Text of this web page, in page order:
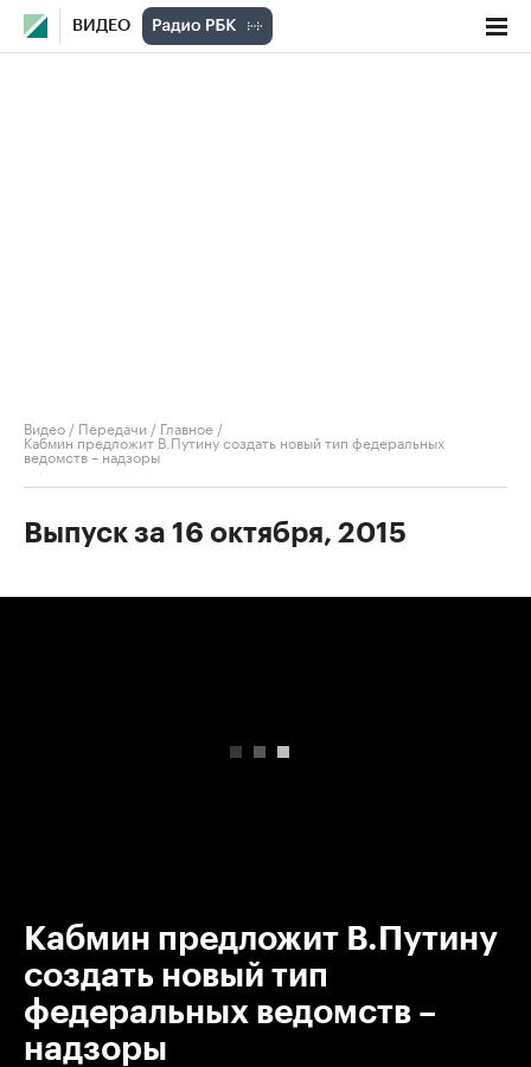
ВИДЕО
Видео / Передачи / Главное /
Кабмин предложит В.Путину создать новый тип федеральных
ведомств – надзоры
Выпуск за 16 октября, 2015
Кабмин предложит В.Путину
создать новый тип
федеральных ведомств –
надзоры